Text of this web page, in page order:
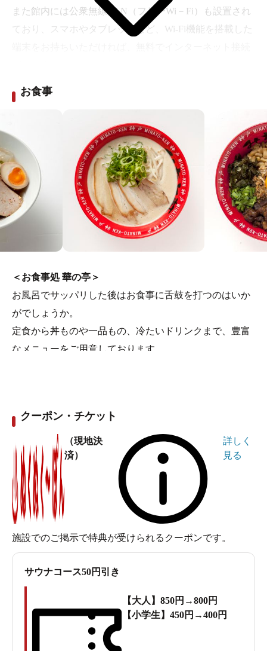
また館内には公衆無線LAN（フリーWi－Fi）も設置され
ており、スマホやタブレットなど、Wi-Fi機能を搭載した
さらに、駄菓子コーナーも設置！昔懐かしい駄菓子の
数々が販売されています。大人の方もぜひ童心に返り、
い。
お食事
＜お食事処 華の亭＞
お風呂でサッパリした後はお食事に舌鼓を打つのはいか
がでしょうか。
定食から丼ものや一品もの、冷たいドリンクまで、豊富
なメニューをご用意しております。
クーポン・チケット
（現地決
済）
詳しく
見る
施設でのご掲示で特典が受けられるクーポンです。
サウナコース50円引き
【大人】850円→800円
【小学生】450円→400円